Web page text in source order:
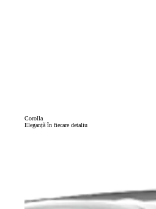
Corolla
Eleganță în fiecare detaliu